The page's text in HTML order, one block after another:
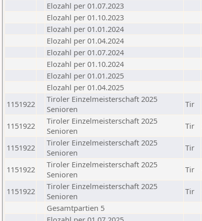
Elozahl per 01.07.2023
Elozahl per 01.10.2023
Elozahl per 01.01.2024
Elozahl per 01.04.2024
Elozahl per 01.07.2024
Elozahl per 01.10.2024
Elozahl per 01.01.2025
Elozahl per 01.04.2025
1151922
Tiroler Einzelmeisterschaft 2025
Senioren
Tir
1151922
Tiroler Einzelmeisterschaft 2025
Senioren
Tir
1151922
Tiroler Einzelmeisterschaft 2025
Senioren
Tir
1151922
Tiroler Einzelmeisterschaft 2025
Senioren
Tir
1151922
Tiroler Einzelmeisterschaft 2025
Senioren
Tir
Gesamtpartien 5